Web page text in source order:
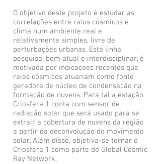
O objetivo deste projeto é estudar as
correlações entre raios cósmicos e
clima num ambiente real e
relativamente simples, livre de
perturbações urbanas. Esta linha
pesquisa, bem atual e interdisciplinar, é
motivada por indicações recentes que
raios cósmicos atuariam como fonte
geradora de núcleo de condensação na
formação de nuvens. Para tal a estação
Criosfera 1 conta com sensor de
radiação solar que será usado para se
extrair a cobertura de nuvens da região
a partir da deconvolução do movimento
solar. Além disso, objetiva-se tornar o
Criosfera 1 como parte do Global Cosmic
Ray Network.